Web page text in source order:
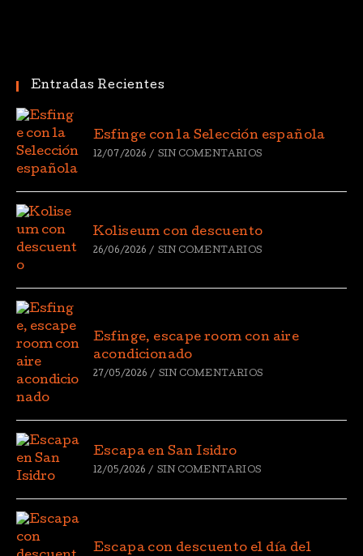
Entradas Recientes
Esfinge con la Selección española
12/07/2026 / SIN COMENTARIOS
Koliseum con descuento
26/06/2026 / SIN COMENTARIOS
Esfinge, escape room con aire
acondicionado
27/05/2026 / SIN COMENTARIOS
Escapa en San Isidro
12/05/2026 / SIN COMENTARIOS
Escapa con descuento el día del